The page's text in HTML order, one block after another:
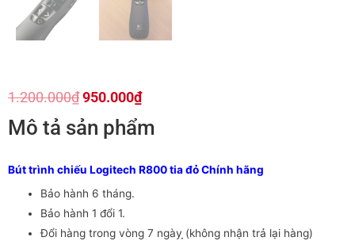
1.200.000₫950.000₫
Mô tả sản phẩm
Bút trình chiếu Logitech R800 tia đỏ Chính hãng
Bảo hành 6 tháng.
Bảo hành 1 đổi 1.
Đổi hàng trong vòng 7 ngày ̣̣(không nhận trả lại hàng)